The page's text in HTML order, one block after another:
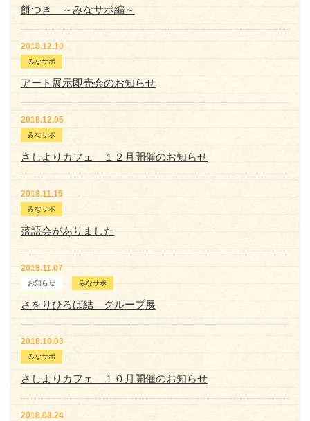
餅つき ～みなサポ編～
2018.12.10
みなサポ
アート展示即売会のお知らせ
2018.12.05
みなサポ
さしよりカフェ １２月開催のお知らせ
2018.11.15
みなサポ
落語会がありました
2018.11.07
お知らせ みなサポ
さをりひろば結 グループ展
2018.10.03
みなサポ
さしよりカフェ １０月開催のお知らせ
2018.08.24